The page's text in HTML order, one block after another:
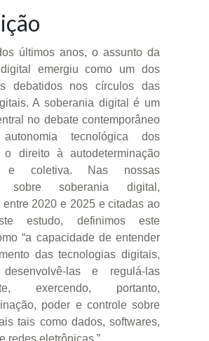
últimos anos, o assunto da
emergiu como um dos
debatidos nos círculos das
A soberania digital é um
no debate contemporâneo
tecnológica dos
o direito à autodeterminação
e coletiva. Nas nossas
sobre soberania digital,
entre 2020 e 2025 e citadas ao
estudo, definimos este
“a capacidade de entender
das tecnologias digitais,
desenvolvê-las e regulá-las
exercendo, portanto,
poder e controle sobre
tais como dados, softwares,
redes eletrônicas.”